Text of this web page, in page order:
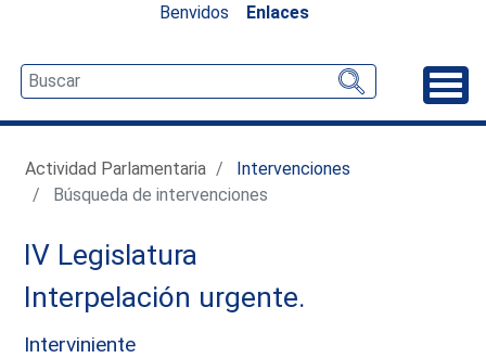
Benvidos
Enlaces
Actividad Parlamentaria
Intervenciones
Búsqueda de intervenciones
IV Legislatura
Interpelación urgente.
Interviniente